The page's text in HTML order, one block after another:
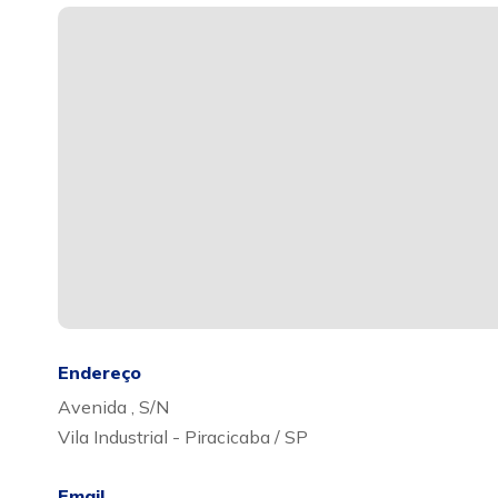
Endereço
Avenida , S/N
Vila Industrial - Piracicaba / SP